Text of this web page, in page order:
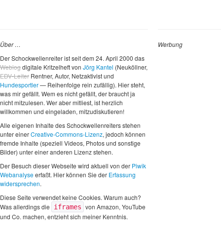
Über …
Der Schockwellenreiter ist seit dem 24. April 2000 das
Weblogdigitale Kritzelheft von Jörg Kantel (Neuköllner,
EDV-Leiter Rentner, Autor, Netzaktivist und
Hundesportler— Reihenfolge rein zufällig). Hier steht,
was mir gefällt. Wem es nicht gefällt, der braucht ja
nicht mitzulesen. Wer aber mitliest, ist herzlich
willkommen und eingeladen, mitzudiskutieren!
Alle eigenen Inhalte des Schockwellenreiters stehen
unter einerCreative-Commons-Lizenz, jedoch können
fremde Inhalte (speziell Videos, Photos und sonstige
Bilder) unter einer anderen Lizenz stehen.
Der Besuch dieser Webseite wird aktuell von der Piwik
Webanalyseerfaßt. Hier können Sie der Erfassung
widersprechen.
Diese Seite verwendet keine Cookies. Warum auch?
Was allerdings die
iframes von Amazon, YouTube
und Co. machen, entzieht sich meiner Kenntnis.
Werbung